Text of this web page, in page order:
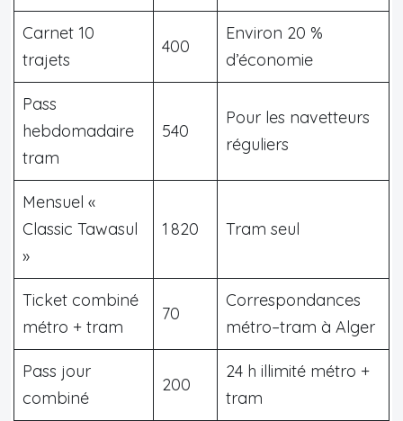
Carnet 10
trajets
400
Environ 20 %
d’économie
Pass
hebdomadaire
tram
540
Pour les navetteurs
réguliers
Mensuel «
Classic Tawasul
»
1 820 Tram seul
Ticket combiné
métro + tram
70
Correspondances
métro–tram à Alger
Pass jour
combiné
200
24 h illimité métro +
tram